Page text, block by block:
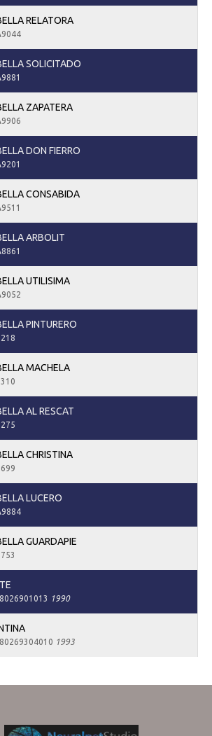
RELATORA
SOLICITADO
ZAPATERA
DON FIERRO
CONSABIDA
ARBOLIT
UTILISIMA
PINTURERO
MACHELA
AL RESCAT
CHRISTINA
LUCERO
GUARDAPIE
1990
1993